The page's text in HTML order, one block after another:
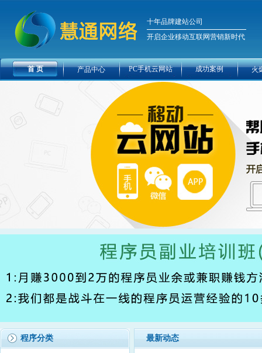
十年品牌建站公司
开启企业移动互联网营销新时代
首 页 产品中心 PC手机云网站 成功案例 火
程序分类 最新动态